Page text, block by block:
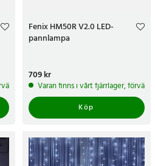
skickas inom 5-7 arbetsdagar
Fenix HM50R V2.0 LED-
pannlampa
Pris:709 kr
709 kr
Varan finns i vårt fjärrlager,
Köp